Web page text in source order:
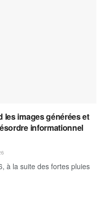
les images générées et
informationnel
à la suite des fortes pluies